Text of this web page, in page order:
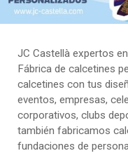
JC Castellà expertos
Fábrica de calcetines
calcetines con tus
eventos, empresas,
corporativos, clubs
también fabricamos
fundaciones de